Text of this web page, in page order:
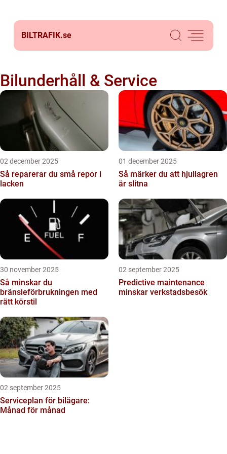
BILTRAFIK.se
Bilunderhåll & Service
02 december 2025
Så reparerar du små repor i
lacken
01 december 2025
Så märker du att hjullagren
är slitna
30 november 2025
Så minskar du
bränsleförbrukningen med
rätt körstil
02 september 2025
Predictive maintenance
minskar verkstadsbesök
02 september 2025
Serviceplan för bilägare:
Månad för månad